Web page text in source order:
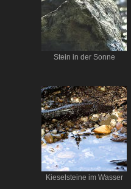
Stein in der Sonne
Kieselsteine im Wasser